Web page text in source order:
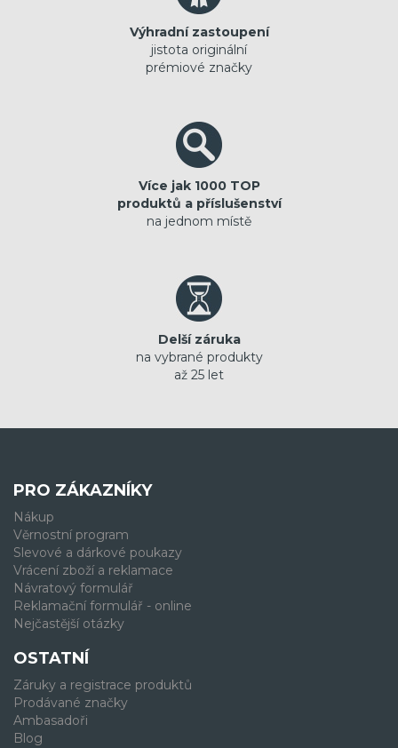
Výhradní zastoupení
jistota originální
prémiové značky
Více jak 1000 TOP
produktů a příslušenství
na jednom místě
Delší záruka
na vybrané produkty
až 25 let
PRO ZÁKAZNÍKY
Nákup
Věrnostní program
Slevové a dárkové poukazy
Vrácení zboží a reklamace
Návratový formulář
Reklamační formulář - online
Nejčastější otázky
OSTATNÍ
Záruky a registrace produktů
Prodávané značky
Ambasadoři
Blog